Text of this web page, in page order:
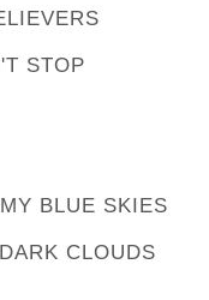
STOP
BLUE SKIES
CLOUDS